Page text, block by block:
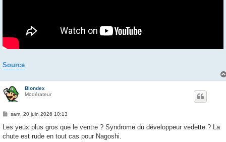
Source
Blondex
Modérateur
M
s
a
sam. 20 juin 2026 10:13
Les yeux plus gros que le ventre ? Syndrome du développeur vedette ? La
chute est rude en tout cas pour Nagoshi.